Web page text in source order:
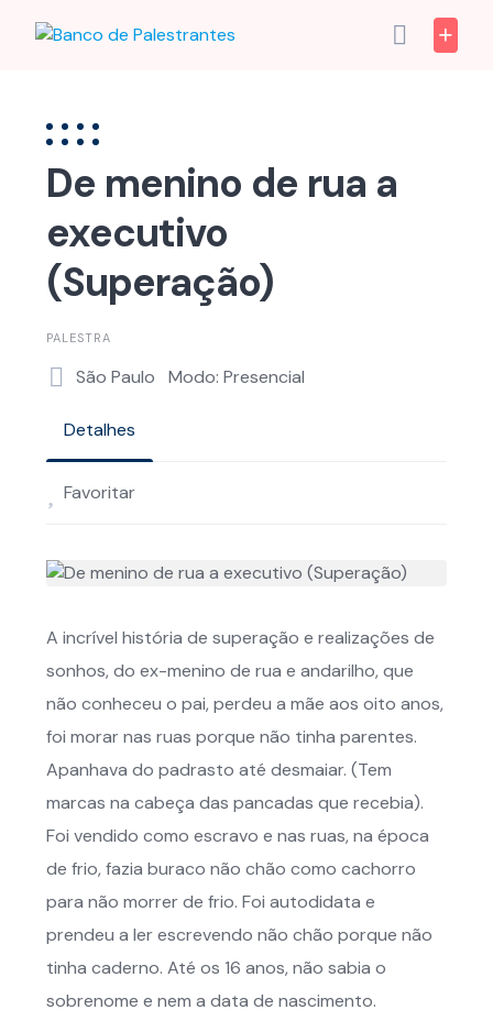
De menino de rua a
executivo
(Superação)
PALESTRA
São Paulo Modo: Presencial
Detalhes
Favoritar
A incrível história de superação e realizações de
sonhos, do ex-menino de rua e andarilho, que
não conheceu o pai, perdeu a mãe aos oito anos,
foi morar nas ruas porque não tinha parentes.
Apanhava do padrasto até desmaiar. (Tem
marcas na cabeça das pancadas que recebia).
Foi vendido como escravo e nas ruas, na época
de frio, fazia buraco não chão como cachorro
para não morrer de frio. Foi autodidata e
prendeu a ler escrevendo não chão porque não
tinha caderno. Até os 16 anos, não sabia o
sobrenome e nem a data de nascimento.